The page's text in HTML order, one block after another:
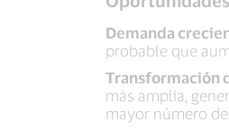
Demanda
probable que
Transformación
más amplia,
mayor número